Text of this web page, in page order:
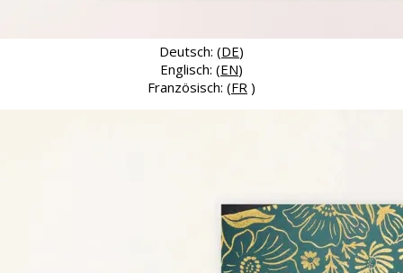
Deutsch: (DE)
Englisch: (EN)
Französisch: (FR )